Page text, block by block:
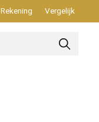
Rekening Vergelijk